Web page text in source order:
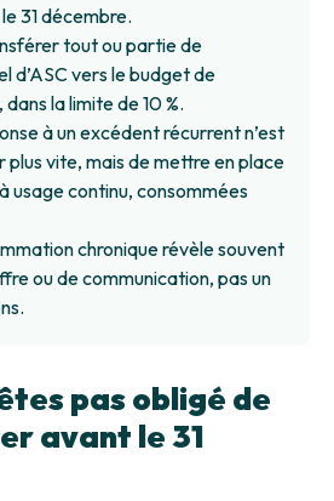
31 décembre.
tout ou partie de
d’ASC vers le budget de
la limite de 10 %.
à un excédent récurrent n’est
plus vite, mais de mettre en place
usage continu, consommées
chronique révèle souvent
ou de communication, pas un
pas obligé de
avant le 31